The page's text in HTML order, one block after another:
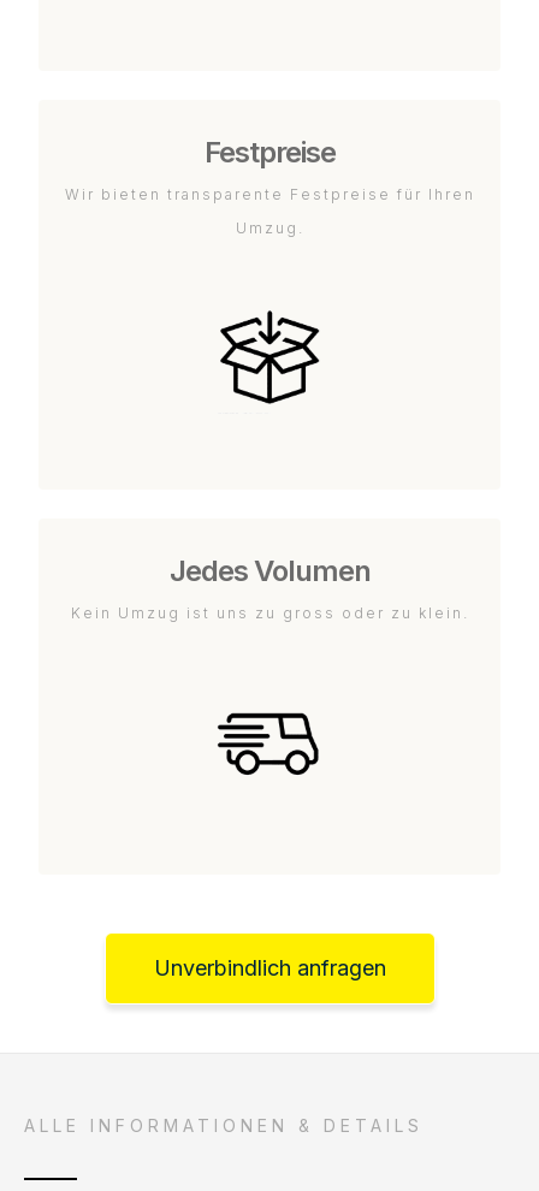
Festpreise
Wir bieten transparente Festpreise für Ihren
Umzug.
Jedes Volumen
Kein Umzug ist uns zu gross oder zu klein.
Unverbindlich anfragen
ALLE INFORMATIONEN & DETAILS